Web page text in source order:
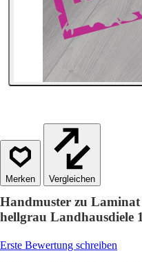
Vergleichen
Handmuster zu
hellgrau Landhausdiele
Erste Bewertung schreiben